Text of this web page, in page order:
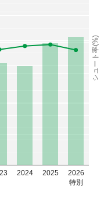
2024 2025
2026
特別
シュート率(%)